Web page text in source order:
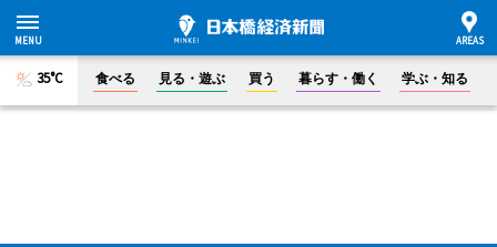
35°C 食べる 見る・遊ぶ 買う 暮らす・働く 学ぶ・知る